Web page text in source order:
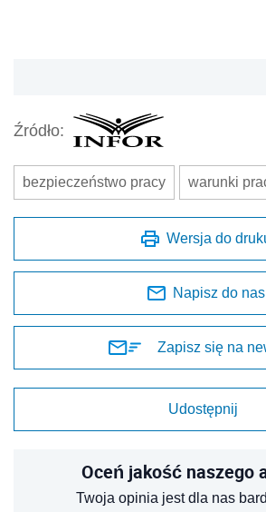
Źródło:
bezpieczeństwo pracy warunki
Wersja do
Napisz do nas
Zapisz się na
Udostępnij
Oceń jakość naszego
Twoja opinia jest dla nas